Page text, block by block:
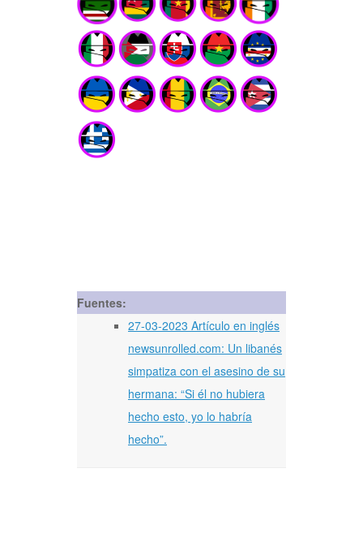
Fuentes:
27-03-2023 Artículo en inglés
newsunrolled.com: Un libanés
simpatiza con el asesino de su
hermana: “Si él no hubiera
hecho esto, yo lo habría
hecho”.